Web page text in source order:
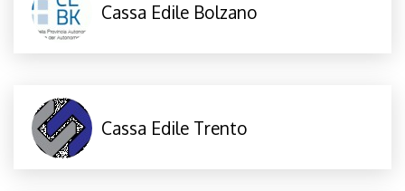
Cassa Edile Bolzano
Cassa Edile Trento